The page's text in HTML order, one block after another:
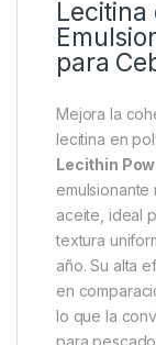
Descripción
Lecitina
para